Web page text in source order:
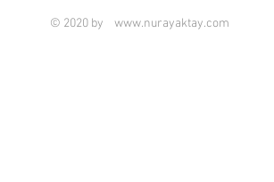
© 2020 by www.nurayaktay.com